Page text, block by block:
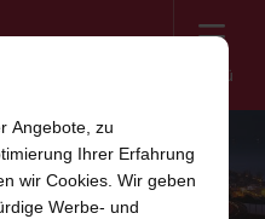
Menü
EUROPA
Angebote, zu
Ihrer Erfahrung
wir Cookies. Wir geben
Werbe- und